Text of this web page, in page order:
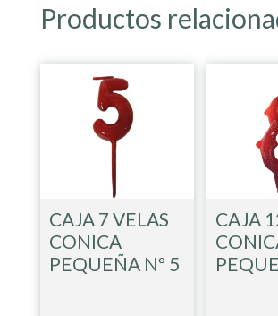
Productos
CAJA 7 VELAS
CONICA
PEQUEÑA Nº 5
CAJA